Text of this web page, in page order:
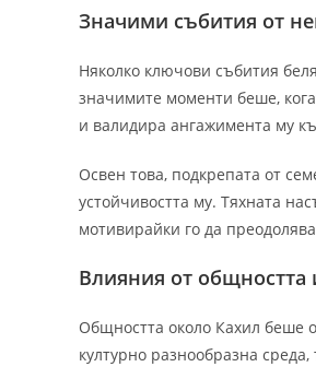
Значими събития от
Няколко ключови събития
значимите моменти беше,
и валидира ангажимента му
Освен това, подкрепата от
устойчивостта му. Тяхната
мотивирайки го да
Влияния от общността
Общността около Кахил беше
културно разнообразна